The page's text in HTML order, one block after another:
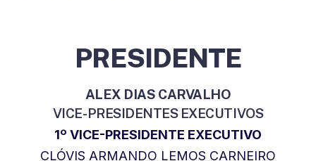
PRESIDENTE
ALEX DIAS CARVALHO
VICE-PRESIDENTES EXECUTIVOS
1º VICE-PRESIDENTE EXECUTIVO
CLÓVIS ARMANDO LEMOS CARNEIRO